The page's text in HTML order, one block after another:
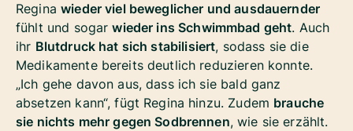
Reginawieder viel beweglicher und ausdauernder
fühlt und sogarwieder ins Schwimmbad geht. Auch
ihr Blutdruck hat sich stabilisiert, sodass sie die
Medikamente bereits deutlich reduzieren konnte.
„Ich gehe davon aus, dass ich sie bald ganz
absetzen kann“, fügt Regina hinzu. Zudem brauche
sie nichts mehr gegen Sodbrennen, wie sie erzählt.